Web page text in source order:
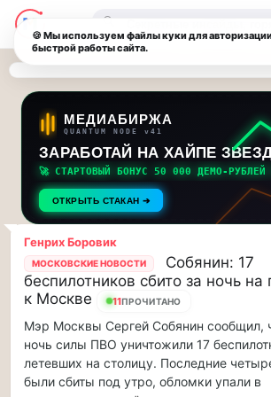
Последние
новости
и
обновления
потока:
Друзья,
приглашаем
на
музыкальную
прогулку
по
Москве
Чайковского!…
Друзья,
приглашаем
на
музыкальную
—
Главный
столичный
чат-
новости
и
инсайды
Москвы
🔍
МЕДИАБИРЖА
QUANTUM NODE v41
ЗАРАБОТАЙ НА ХАЙПЕ
🚀 СТАРТОВЫЙ БОНУС 50 000 ДЕМО-РУБЛЕЙ
ОТКРЫТЬ СТАКАН ➔
Генрих Боровик
МОСКОВСКИЕ НОВОСТИ
Собянин: 17
беспилотников сбито за ночь на
к Москве
11ПРОЧИТАНО
Мэр Москвы Сергей Собянин сообщил,
ночь силы ПВО уничтожили 17
летевших на столицу. Последние
были сбиты под утро, обломки упали в
🍪 Мы используем файлы куки для
быстрой работы сайта.